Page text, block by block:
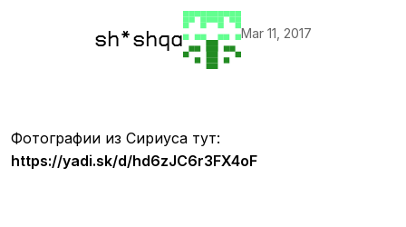
sh*shqa Mar 11, 2017
Фотографии из Сириуса тут:
https://yadi.sk/d/hd6zJC6r3FX4oF